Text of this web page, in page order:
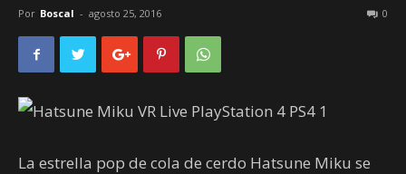
Por Boscal - agosto 25, 2016 0
La estrella pop de cola de cerdo Hatsune Miku se